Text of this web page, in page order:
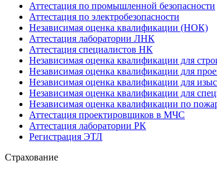
Аттестация по промышленной безопасности
Аттестация по электробезопасности
Независимая оценка квалификации (НОК)
Аттестация лаборатории ЛНК
Аттестация специалистов НК
Независимая оценка квалификации для
Независимая оценка квалификации для
Независимая оценка квалификации для
Независимая оценка квалификации для
Независимая оценка квалификации по
Аттестация проектировщиков в МЧС
Аттестация лаборатории РК
Регистрация ЭТЛ
Страхование